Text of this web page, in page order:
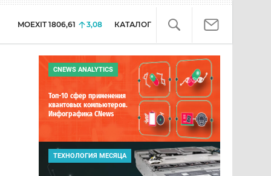
MOEXIT 1806,61 3,08 КАТАЛОГ
CNEWS ANALYTICS
Топ-10 сфер применения
квантовых компьютеров.
Инфографика CNews
ТЕХНОЛОГИЯ МЕСЯЦА